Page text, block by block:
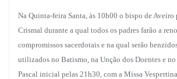
Na Quinta-feira Santa, às 10h00 o bispo de Aveiro
Crismal durante a qual todos os padres farão a
compromissos sacerdotais e na qual serão
utilizados no Batismo, na Unção dos Doentes e
Pascal inicial pelas 21h30, com a Missa